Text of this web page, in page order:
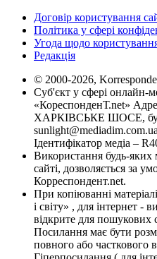
Договір користування
Політика у сфері
Угода щодо
Редакція
© 2000-2026,
Суб'єкт у сфері онлайн-
«КореспонденТ.net»
ХАРКІВСЬКЕ ШОСЕ,
sunlight@mediadim.com.ua
Ідентифікатор медіа –
Використання будь-яких
сайті, дозволяється за
Корреспондент.net.
При копіюванні
і світу» , для інтернет -
відкрите для пошукових
Посилання має бути
повного або часткового